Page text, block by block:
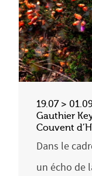
19.07 >
Gauthier
Couvent
Dans le
un écho de